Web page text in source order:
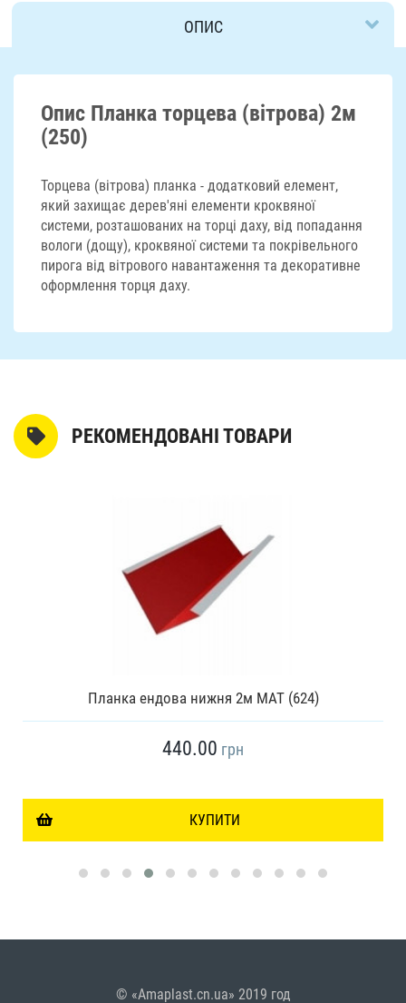
ОПИС
ДОСТАВКА
Опис Планка торцева (вітрова) 2м
(250)
Торцева (вітрова) планка - додатковий елемент,
який захищає дерев'яні елементи кроквяної
системи, розташованих на торці даху, від попадання
вологи (дощу), кроквяної системи та покрівельного
пирога від вітрового навантаження та декоративне
оформлення торця даху.
РЕКОМЕНДОВАНІ ТОВАРИ
Планка ендова нижня 2м МАТ (624)
440.00 грн
КУПИТИ
© «Amaplast.cn.ua» 2019 год